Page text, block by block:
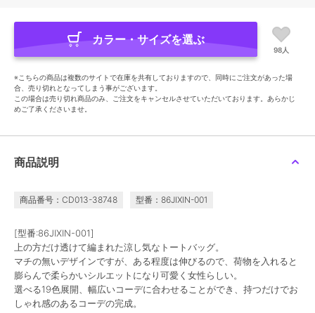
カラー・サイズを選ぶ
98人
※こちらの商品は複数のサイトで在庫を共有しておりますので、同時にご注文があった場
合、売り切れとなってしまう事がございます。
この場合は売り切れ商品のみ、ご注文をキャンセルさせていただいております。あらかじ
めご了承くださいませ。
商品説明
商品番号：CD013-38748 型番：86JIXIN-001
[型番:86JIXIN-001]
上の方だけ透けて編まれた涼し気なトートバッグ。
マチの無いデザインですが、ある程度は伸びるので、荷物を入れると
膨らんで柔らかいシルエットになり可愛く女性らしい。
選べる19色展開、幅広いコーデに合わせることができ、持つだけでお
しゃれ感のあるコーデの完成。